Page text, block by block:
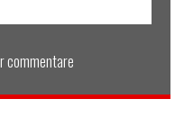
commentare